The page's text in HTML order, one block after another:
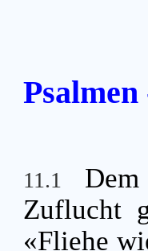
11.1
Zuflucht
«Fliehe